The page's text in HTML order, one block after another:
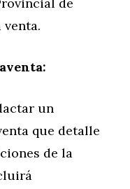
un
que detalle
de la